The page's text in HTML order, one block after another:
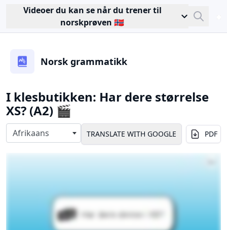
Videoer du kan se når du trener til
norskprøven 🇳🇴
Close
Norsk grammatikk
I klesbutikken: Har dere størrelse
XS? (A2) 🎬
Select langauges
Afrikaans PDF